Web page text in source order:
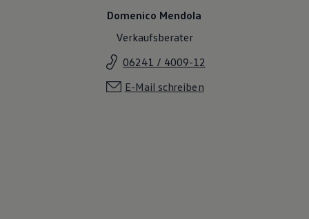
Domenico Mendola
Verkaufsberater
06241 / 4009-12
E-Mail schreiben